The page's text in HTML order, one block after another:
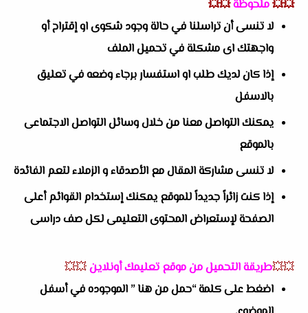
💥💥ملحوظة💥💥
لا تنسى أن تراسلنا في حالة وجود شكوى او إقتراح أو
واجهتك اى مشكلة في تحميل الملف
إذا كان لديك طلب او استفسار برجاء وضعه في تعليق
بالاسفل
يمكنك التواصل معنا من خلال وسائل التواصل الاجتماعى
بالموقع
لا تنسى مشاركة المقال مع الأصدقاء و الزملاء لتعم الفائدة
إذا كنت زائراً جديداً للموقع يمكنك إستخدام القوائم أعلى
الصفحة لإستعراض المحتوى التعليمى لكل صف دراسى
💥💥طريقة التحميل من موقع تعليمك أونلاين💥💥
اضغط على كلمة “حمل من هنا ” الموجوده في أسفل